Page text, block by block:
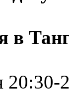
в
20:30-